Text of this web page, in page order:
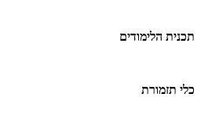
תכנית הלימודים
כלי תזמורת